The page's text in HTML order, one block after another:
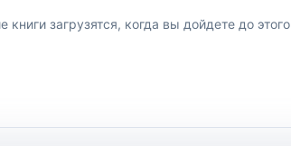
книги загрузятся, когда вы дойдете до